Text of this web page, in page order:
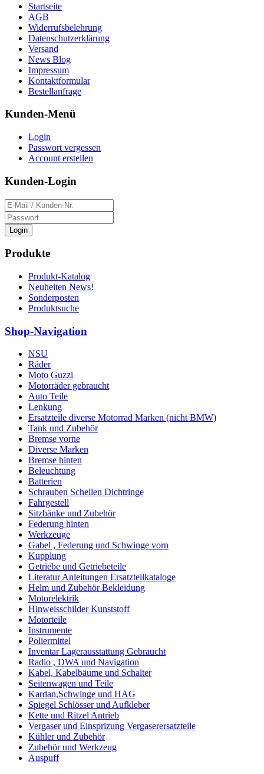
Startseite
AGB
Widerrufsbelehrung
Datenschutzerklärung
Versand
News Blog
Impressum
Kontaktformular
Bestellanfrage
Kunden-Menü
Login
Passwort vergessen
Account erstellen
Kunden-Login
Login
Produkte
Produkt-Katalog
Neuheiten News!
Sonderposten
Produktsuche
Shop-Navigation
NSU
Räder
Moto Guzzi
Motorräder gebraucht
Auto Teile
Lenkung
Ersatzteile diverse Motorrad Marken (nicht BMW)
Tank und Zubehör
Bremse vorne
Diverse Marken
Bremse hinten
Beleuchtung
Batterien
Schrauben Schellen Dichtringe
Fahrgestell
Sitzbänke und Zubehör
Federung hinten
Werkzeuge
Gabel , Federung und Schwinge vorn
Kupplung
Getriebe und Getriebeteile
Literatur Anleitungen Ersatzteilkataloge
Helm und Zubehör Bekleidung
Motorelektrik
Hinweisschilder Kunststoff
Motorteile
Instrumente
Poliermittel
Inventar Lagerausstattung Gebraucht
Radio , DWA und Navigation
Kabel, Kabelbäume und Schalter
Seitenwagen und Teile
Kardan,Schwinge und HAG
Spiegel Schlösser und Aufkleber
Kette und Ritzel Antrieb
Vergaser und Einsprizung Vergaserersatzteile
Kühler und Zubehör
Zubehör und Werkzeug
Auspuff